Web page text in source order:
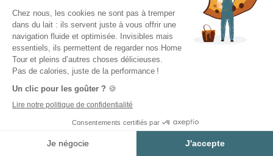
Estimer mon projet
conduisent manifestement à leur sur-
occupation. »En France, la loi est stricte
concernant l’aménagement d’un sous-
sol.